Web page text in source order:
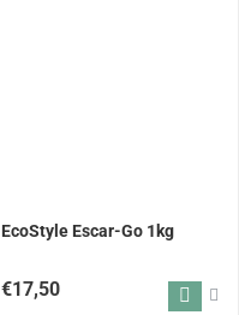
EcoStyle Escar-Go 1kg
€17,50